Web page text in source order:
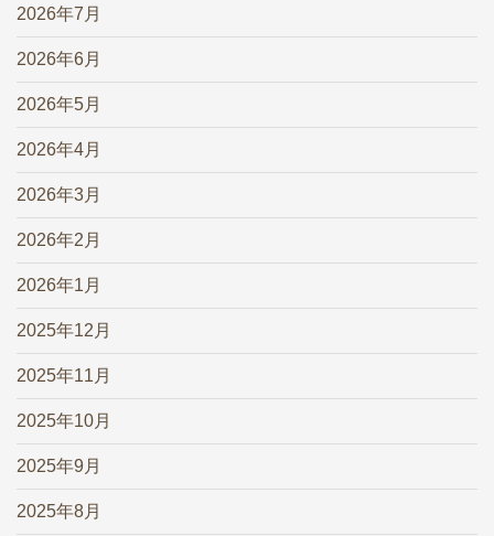
2026年7月
2026年6月
2026年5月
2026年4月
2026年3月
2026年2月
2026年1月
2025年12月
2025年11月
2025年10月
2025年9月
2025年8月